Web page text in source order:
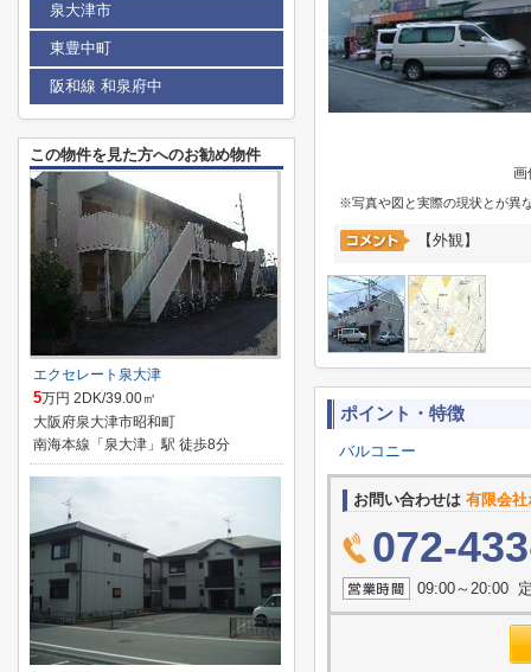
画
※写真や図と実際の現状とが異
【外観】
ポイント・特徴
バルコニー
お問い合わせは 有限会
072-
09:00～20:00
泉大津市
東豊中町
阪和線 和泉府中
この物件を見た方へのお勧め物件
エクセレート泉大津
5万円 2DK/39.00㎡
大阪府泉大津市昭和町
南海本線「泉大津」駅 徒歩8分